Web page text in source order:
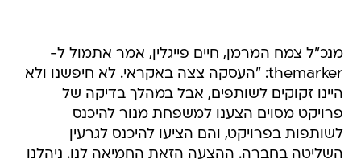
מנכ"ל צמח המרמן, חיים פייגלין, אמר אתמול ל-
themarker: "העסקה צצה באקראי. לא חיפשנו ולא
היינו זקוקים לשותפים, אבל במהלך בדיקה של
פרויקט מסוים הצענו למשפחת מנור להיכנס
לשותפות בפרויקט, והם הציעו להיכנס לגרעין
השליטה בחברה. ההצעה הזאת החמיאה לנו. ניהלנו